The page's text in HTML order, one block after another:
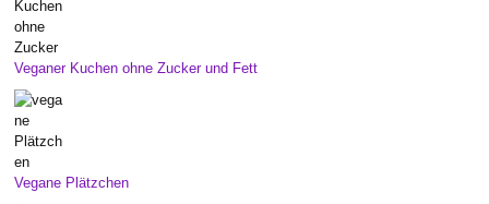
Veganer Kuchen ohne Zucker und Fett
Vegane Plätzchen